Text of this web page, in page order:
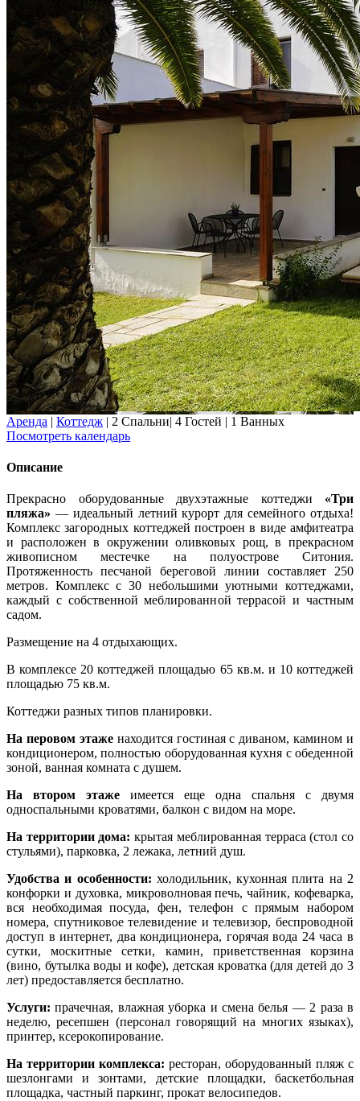
Аренда | Коттедж | 2 Спальни| 4 Гостей | 1 Ванных
Посмотреть календарь
Описание
Прекрасно оборудованные двухэтажные коттеджи «Три
пляжа» — идеальный летний курорт для семейного отдыха!
Комплекс загородных коттеджей построен в виде амфитеатра
и расположен в окружении оливковых рощ, в прекрасном
живописном местечке на полуострове Ситония.
Протяженность песчаной береговой линии составляет 250
метров. Комплекс с 30 небольшими уютными коттеджами,
каждый с собственной меблированной террасой и частным
садом.
Размещение на 4 отдыхающих.
В комплексе 20 коттеджей площадью 65 кв.м. и 10 коттеджей
площадью 75 кв.м.
Коттеджи разных типов планировки.
На перовом этаженаходится гостиная с диваном, камином и
кондиционером, полностью оборудованная кухня с обеденной
зоной, ванная комната с душем.
На втором этаже имеется еще одна спальня с двумя
односпальными кроватями, балкон с видом на море.
На территории дома: крытая меблированная терраса (стол со
стульями), парковка, 2 лежака, летний душ.
Удобства и особенности: холодильник, кухонная плита на 2
конфорки и духовка, микроволновая печь, чайник, кофеварка,
вся необходимая посуда, фен, телефон с прямым набором
номера, спутниковое телевидение и телевизор, беспроводной
доступ в интернет, два кондиционера, горячая вода 24 часа в
сутки, москитные сетки, камин, приветственная корзина
(вино, бутылка воды и кофе), детская кроватка (для детей до 3
лет) предоставляется бесплатно.
Услуги: прачечная, влажная уборка и смена белья — 2 раза в
неделю, ресепшен (персонал говорящий на многих языках),
принтер, ксерокопирование.
На территории комплекса: ресторан, оборудованный пляж с
шезлонгами и зонтами, детские площадки, баскетбольная
площадка, частный паркинг, прокат велосипедов.